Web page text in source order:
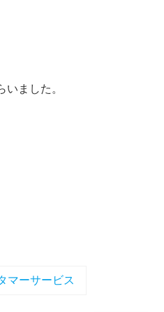
ました。
マーサービス